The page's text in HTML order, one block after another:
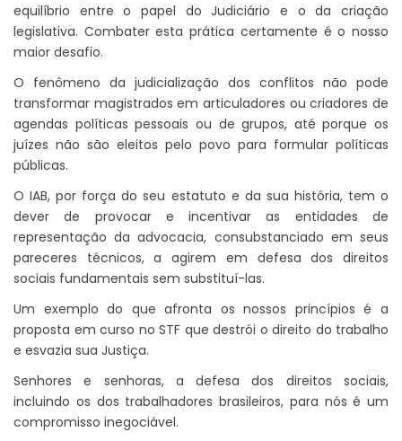
equilíbrio entre o papel do Judiciário e o da criação
legislativa. Combater esta prática certamente é o nosso
maior desafio.
O fenômeno da judicialização dos conflitos não pode
transformar magistrados em articuladores ou criadores de
agendas políticas pessoais ou de grupos, até porque os
juízes não são eleitos pelo povo para formular políticas
públicas.
O IAB, por força do seu estatuto e da sua história, tem o
dever de provocar e incentivar as entidades de
representação da advocacia, consubstanciado em seus
pareceres técnicos, a agirem em defesa dos direitos
sociais fundamentais sem substituí-las.
Um exemplo do que afronta os nossos princípios é a
proposta em curso no STF que destrói o direito do trabalho
e esvazia sua Justiça.
Senhores e senhoras, a defesa dos direitos sociais,
incluindo os dos trabalhadores brasileiros, para nós é um
compromisso inegociável.